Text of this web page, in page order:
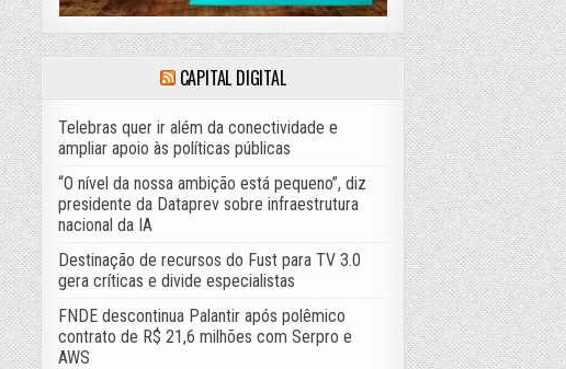
CAPITAL DIGITAL
Telebras quer ir além da conectividade e
ampliar apoio às políticas públicas
“O nível da nossa ambição está pequeno”, diz
presidente da Dataprev sobre infraestrutura
nacional da IA
Destinação de recursos do Fust para TV 3.0
gera críticas e divide especialistas
FNDE descontinua Palantir após polêmico
contrato de R$ 21,6 milhões com Serpro e
AWS